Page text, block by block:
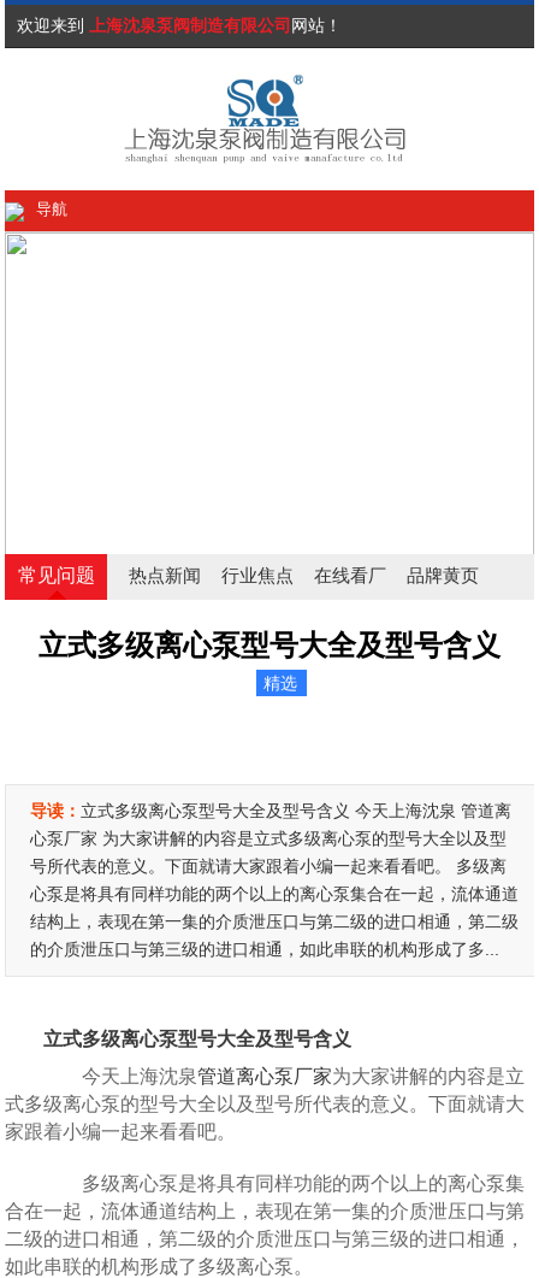
欢迎来到 上海沈泉泵阀制造有限公司 网站！
导航
常见问题 热点新闻 行业焦点 在线看厂 品牌黄页
立式多级离心泵型号大全及型号含义
精选
导读： 立式多级离心泵型号大全及型号含义 今天上海沈泉 管道离
心泵厂家 为大家讲解的内容是立式多级离心泵的型号大全以及型
号所代表的意义。下面就请大家跟着小编一起来看看吧。 多级离
心泵是将具有同样功能的两个以上的离心泵集合在一起，流体通道
结构上，表现在第一集的介质泄压口与第二级的进口相通，第二级
的介质泄压口与第三级的进口相通，如此串联的机构形成了多...
立式多级离心泵型号大全及型号含义
今天上海沈泉管道离心泵厂家为大家讲解的内容是立
式多级离心泵的型号大全以及型号所代表的意义。下面就请大
家跟着小编一起来看看吧。
多级离心泵是将具有同样功能的两个以上的离心泵集
合在一起，流体通道结构上，表现在第一集的介质泄压口与第
二级的进口相通，第二级的介质泄压口与第三级的进口相通，
如此串联的机构形成了多级离心泵。